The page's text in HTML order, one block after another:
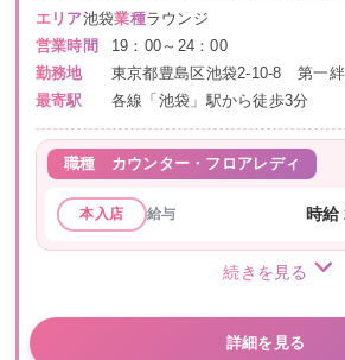
エリア池袋業種ラウンジ
営業時間
19：00～24：00
勤務地
東京都豊島区池袋2-10-8 第一
最寄駅
各線「池袋」駅から徒歩3分
職種 カウンター・フロアレディ
本入店 給与 時給
続きを見る
詳細を見る